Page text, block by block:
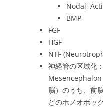
Nodal,
BMP
FGF
HGF
NTF
神経管の区域化
脳）のうち、前
どのホメオボッ